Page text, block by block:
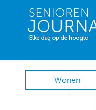
Wonen